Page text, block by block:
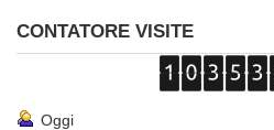
CONTATORE VISITE
Oggi